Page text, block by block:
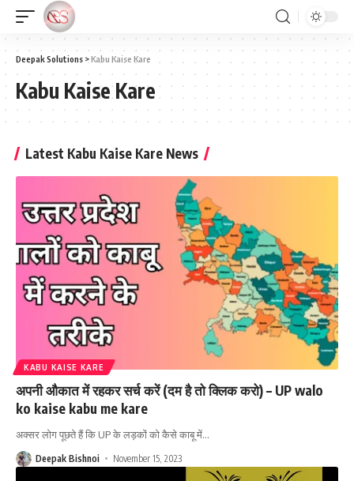
Deepak Solutions >Kabu Kaise Kare
Kabu Kaise Kare
Latest Kabu Kaise Kare News
KABU KAISE KARE
अपनी औकात में रहकर सर्च करें (दम है तो क्लिक करो) – UP walo
ko kaise kabu me kare
अक्सर लोग पूछते हैं कि UP के लड़कों को कैसे काबू में…
Deepak Bishnoi November 15, 2023